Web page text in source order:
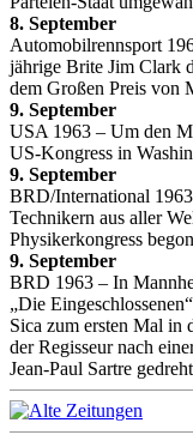
8. September
Automobilrennsport
jährige Brite Jim Clark
dem Großen Preis von
9. September
USA 1963 – Um den
US-Kongress in
9. September
BRD/International
Technikern aus aller
Physikerkongress
9. September
BRD 1963 – In
„Die
Sica zum ersten Mal in
der Regisseur nach
Jean-Paul Sartre